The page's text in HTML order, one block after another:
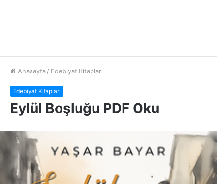
Anasayfa / Edebiyat Kitapları
Edebiyat Kitapları
Eylül Boşluğu PDF Oku